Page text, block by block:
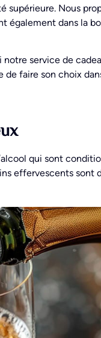
supérieure. Nous
également dans la
service de
faire son choix
qui sont
effervescents sont